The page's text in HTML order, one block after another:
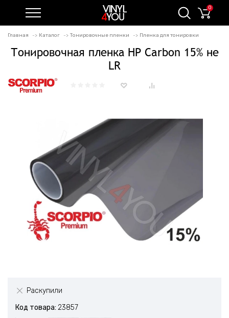
0
Главная Каталог Тонировочные пленки Пленка для тонировки
Тонировочная пленка HP Carbon 15% не
LR
Раскупили
Код товара: 23857